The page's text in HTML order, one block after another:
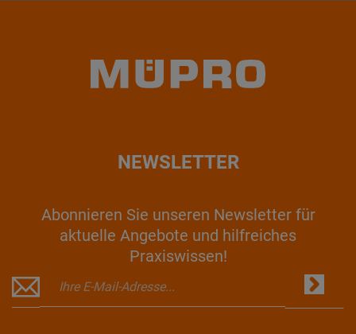
NEWSLETTER
Abonnieren Sie unseren Newsletter für
aktuelle Angebote und hilfreiches
Praxiswissen!